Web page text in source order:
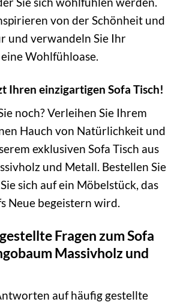
von der Schönheit und
und verwandeln Sie Ihr
Wohlfühloase.
Ihren einzigartigen Sofa Tisch!
noch? Verleihen Sie Ihrem
Hauch von Natürlichkeit und
exklusiven Sofa Tisch aus
und Metall. Bestellen Sie
sich auf ein Möbelstück, das
Neue begeistern wird.
Fragen zum Sofa
Massivholz und
auf häufig gestellte